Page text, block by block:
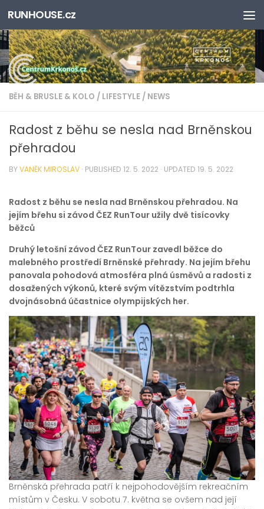
Skip to content
RUNHOUSE.cz
BĚH & BRUSLE & KOLO / LIFESTYLE / NEWS
Radost z běhu se nesla nad Brněnskou
přehradou
BYVANĚK MIROSLAV · PUBLISHED 12. 5. 2022 · UPDATED 19. 5. 2022
Radost z běhu se nesla nad Brněnskou přehradou. Na
jejím břehu si závod ČEZ RunTour užily dvě tisícovky
běžců
Druhý letošní závod ČEZ RunTour zavedl běžce do
malebného prostředí Brněnské přehrady. Na jejím břehu
panovala pohodová atmosféra plná úsměvů a radosti z
dosažených výkonů, které svým vítězstvím podtrhla
dvojnásobná účastnice olympijských her.
Brněnská přehrada patří k nejpohodovějším rekreačním
místům v Česku. V sobotu 7. května se ovšem nad její